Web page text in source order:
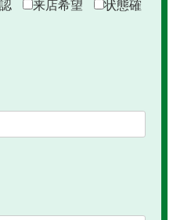
来店希望
状態確